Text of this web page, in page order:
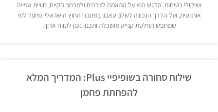
ושיקולי בטיחות. הדגש הוא על התאמה לצרכים ולמרחב הקיים, חוויית אפייה
אותנטית, ועל הדרך הנכונה לשלב טאבון במטבח החוץ הישראלי. מיועד למי
שמחפש החלטת קנייה מושכלת ותכנון נכון לטווח ארוך.
שילוח סחורה בשופיפיי Plus: המדריך המלא
להפחתת פחמן